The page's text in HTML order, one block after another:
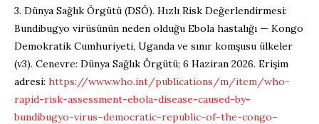
3. Dünya Sağlık Örgütü (DSÖ). Hızlı Risk Değerlendirmesi:
Bundibugyo virüsünün neden olduğu Ebola hastalığı — Kongo
Demokratik Cumhuriyeti, Uganda ve sınır komşusu ülkeler
(v3). Cenevre: Dünya Sağlık Örgütü; 6 Haziran 2026. Erişim
adresi: https://www.who.int/publications/m/item/who-
rapid-risk-assessment-ebola-disease-caused-by-
bundibugyo-virus–democratic-republic-of-the-congo–